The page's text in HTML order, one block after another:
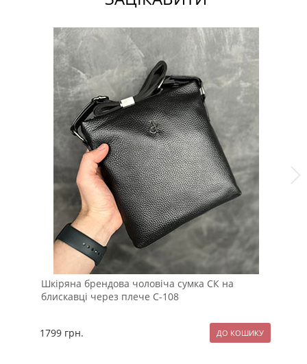
Шкіряна брендова чоловіча сумка СК на
блискавці через плече С-108
1799 грн.